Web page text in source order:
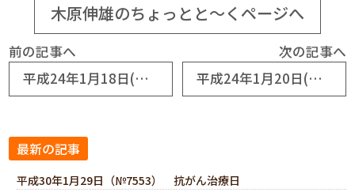
木原伸雄のちょっとと～くページへ
前の記事へ
平成24年1月18日(No5508) まごころが実る
次の記事へ
平成24年1月20日(No5510) 弁当の尊さ
最新の記事
平成30年1月29日（№7553） 抗がん治療日